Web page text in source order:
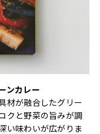
ンカレー
材が融合したグリー
クと野菜の旨みが調
い味わいが広がりま